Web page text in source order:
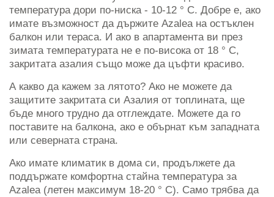
температура дори по-ниска - 10-12 ° C. Добре е, ако
имате възможност да държите Azalea на остъклен
балкон или тераса. И ако в апартамента ви през
зимата температурата не е по-висока от 18 ° C,
закритата азалия също може да цъфти красиво.
А какво да кажем за лятото? Ако не можете да
защитите закритата си Азалия от топлината, ще
бъде много трудно да отглеждате. Можете да го
поставите на балкона, ако е обърнат към западната
или северната страна.
Ако имате климатик в дома си, продължете да
поддържате комфортна стайна температура за
Azalea (летен максимум 18-20 ° C). Само трябва да